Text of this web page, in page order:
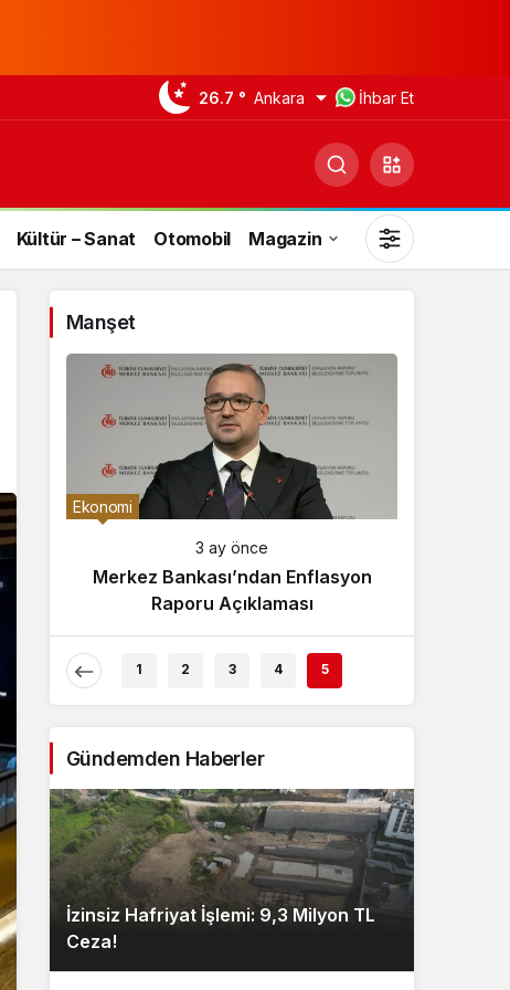
26.7 ° Ankara İhbar Et
Kültür – Sanat Otomobil Magazin
Gündüz Modu
Gündüz modunu seçin.
Gece Modu
Gece modunu seçin.
Sistem Modu
Sistem modunu seçin.
Manşet
Ekonomi
3 ay önce
Merkez Bankası’ndan Enflasyon
Raporu Açıklaması
1 2 3 4 5
Gündemden Haberler
İzinsiz Hafriyat İşlemi: 9,3 Milyon TL
Ceza!